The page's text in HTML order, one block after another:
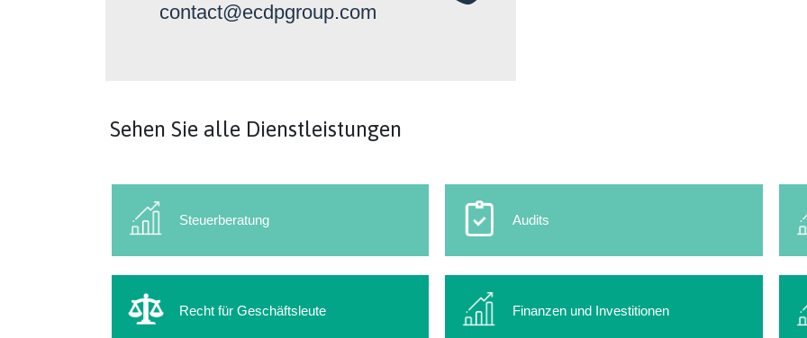
contact@ecdpgroup.com
Sehen Sie alle Dienstleistungen
Steuerberatung Audits
Recht für Geschäftsleute Finanzen und Investitionen